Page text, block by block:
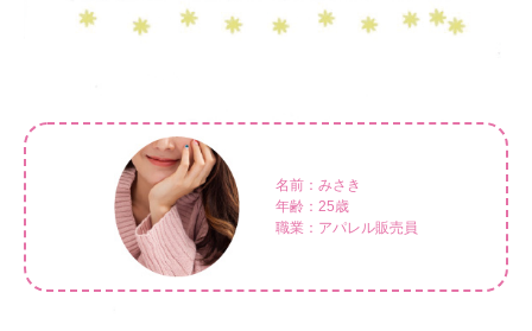
名前：みさき
年齢：25歳
職業：アパレル販売員